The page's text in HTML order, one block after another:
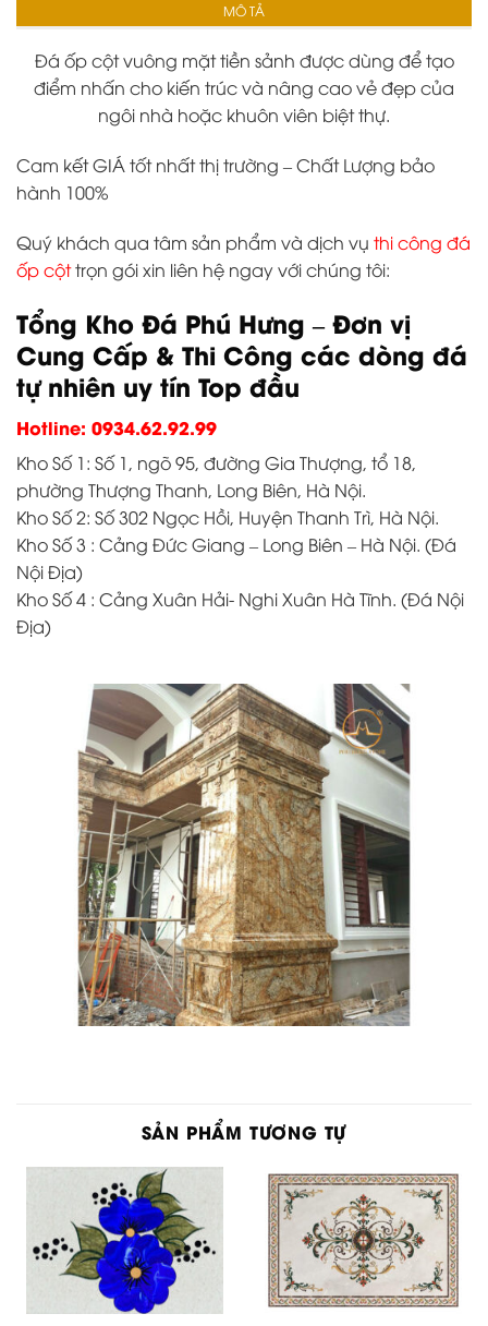
MÔ TẢ
Đá ốp cột vuông mặt tiền sảnh được dùng để tạo
điểm nhấn cho kiến trúc và nâng cao vẻ đẹp của
ngôi nhà hoặc khuôn viên biệt thự.
Cam kết GIÁ tốt nhất thị trường – Chất Lượng bảo
hành 100%
Quý khách qua tâm sản phẩm và dịch vụ thi công đá
ốp cộttrọn gói xin liên hệ ngay với chúng tôi:
Tổng Kho Đá Phú Hưng – Đơn vị
Cung Cấp & Thi Công các dòng đá
tự nhiên uy tín Top đầu
Hotline: 0934.62.92.99
Kho Số 1: Số 1, ngõ 95, đường Gia Thượng, tổ 18,
phường Thượng Thanh, Long Biên, Hà Nội.
Kho Số 2: Số 302 Ngọc Hồi, Huyện Thanh Trì, Hà Nội.
Kho Số 3 : Cảng Đức Giang – Long Biên – Hà Nội. (Đá
Nội Địa)
Kho Số 4 : Cảng Xuân Hải- Nghi Xuân Hà Tĩnh. (Đá Nội
Địa)
SẢN PHẨM TƯƠNG TỰ